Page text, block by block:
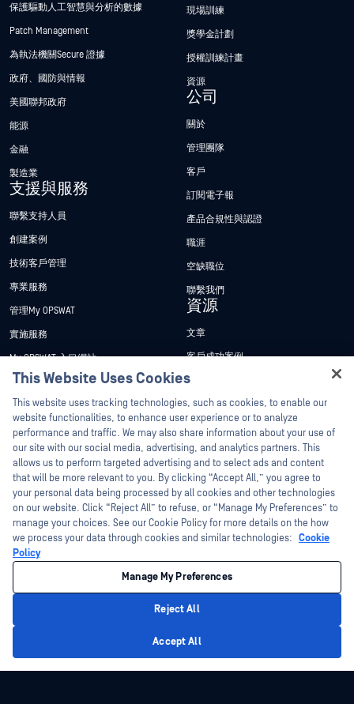
保護驅動人工智慧與分析的數據
Patch Management
為執法機關Secure 證據
政府、國防與情報
美國聯邦政府
能源
金融
製造業
支援與服務
聯繫支持人員
創建案例
技術客戶管理
專業服務
管理My OPSWAT
實施服務
My OPSWAT 入口網站
技術檔案
訓練
漏洞通報計畫
合作夥伴
認證
技術合作夥伴
管道合作夥伴計劃
現場訓練
獎學金計劃
授權訓練計畫
資源
公司
關於
管理團隊
客戶
訂閱電子報
產品合規性與認證
職涯
空缺職位
聯繫我們
資源
文章
客戶成功案例
新聞稿
新聞報導
網路研討會
產品型錄
白皮書
免費工具
©2026OPSWAT . 保留所有權利。OPSWAT、MetaDefender、Metascan、
MetaAccess、OPSWAT 、Trust no File. Trust No Device.、OPSWAT 、Protecting the
World's Critical Infrastructure、Deep CDR™ Technology、InQuest、InQuest標誌、
DFI、RetroHunt、Deep File Inspection 及 Join the Hunt 均為OPSWAT 之商標。第三
管理 Cookie 偏好
This Website Uses Cookies
This website uses tracking technologies, such as cookies, to enable our
website functionalities, to enhance user experience or to analyze
performance and traffic. We may also share information about your use of
our site with our social media, advertising, and analytics partners. This
allows us to perform targeted advertising and to select ads and content
that will be more relevant to you. By clicking “Accept All,” you agree to
your personal data being processed by all cookies and other technologies
on our website. Click “Reject All” to refuse, or “Manage My Preferences” to
manage your choices. See our Cookie Policy for more details on the how
we process your data through cookies and similar technologies: Cookie
Policy
Manage My Preferences
Reject All
Accept All
Hey there!
I'm Ozzy, your OPSWAT virtual assistant.
How can I help you secure what's critical
today?